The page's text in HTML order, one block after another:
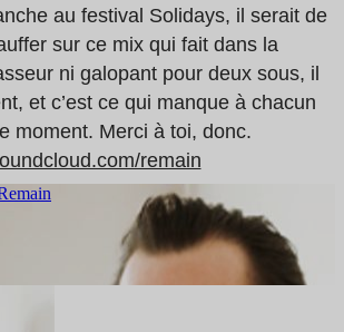
au festival Solidays, il serait de
sur ce mix qui fait dans la
ni galopant pour deux sous, il
et c’est ce qui manque à chacun
moment. Merci à toi, donc.
remain